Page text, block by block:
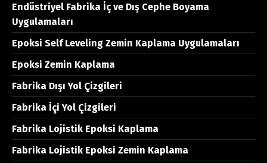
Endüstriyel Fabrika İç ve Dış Cephe Boyama
Uygulamaları
Epoksi Self Leveling Zemin Kaplama Uygulamaları
Epoksi Zemin Kaplama
Fabrika Dışı Yol Çizgileri
Fabrika İçi Yol Çizgileri
Fabrika Lojistik Epoksi Kaplama
Fabrika Lojistik Epoksi Zemin Kaplama